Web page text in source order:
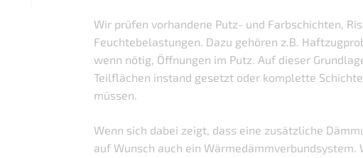
Wir prüfen vorhandene Putz- und Farbschichten,
Feuchtebelastungen. Dazu gehören z.B.
wenn nötig, Öffnungen im Putz. Auf dieser
Teilflächen instand gesetzt oder komplette
müssen.
Wenn sich dabei zeigt, dass eine zusätzliche
auf Wunsch auch ein